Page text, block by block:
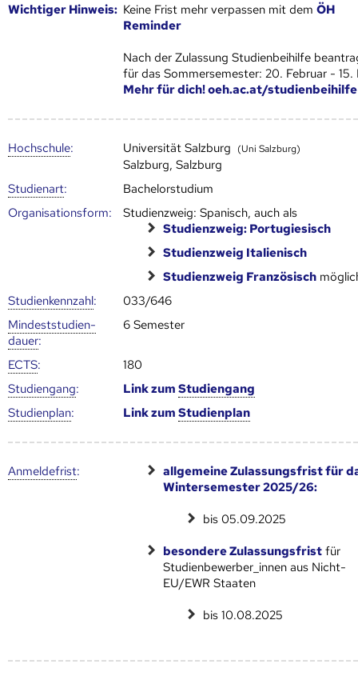
Wich­ti­ger Hin­weis: Keine Frist mehr verpassen mit demÖH
Reminder
Nach der Zulassung Studienbeihilfe
für das Sommersemester: 20. Februar - 15.
Mehr für dich! oeh.ac.at/studienbeihilfe
Hoch­schule: Universität Salzburg (Uni Salzburg)
Salzburg, Salzburg
Studienart:
Bachelorstudium
Organisationsform:
Studienzweig: Spanisch, auch als
Studienzweig: Portugiesisch
Studienzweig Italienisch
Studienzweig Französisch
Studien­kenn­zahl:
033/646
Mindest­studien­
dauer:
6 Semester
ECTS:
180
Studien­gang: Link zumStudien­gang
Studien­plan: Link zumStudien­plan
Anmelde­frist:
allgemeine Zulassungsfrist für
Wintersemester 2025/26:
bis 05.09.2025
besondere Zulassungsfrist für
Studienbewerber_innen aus Nicht-
EU/EWR Staaten
bis 10.08.2025